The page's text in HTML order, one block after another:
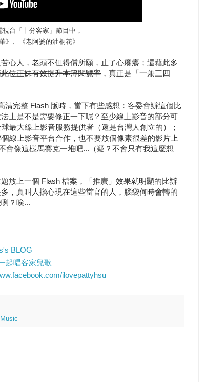
台「十分客家」節目中，
》、《老阿婆的油桐花》
心人，老頭不但得償所願，止了心癢癢；還藉此多
位正妹有效提升本簿閱覽率 ，真正是「一兼三四
完整 Flash 版時，當下有些感想：客委會辦這個比
上是不是需要修正一下呢？至少線上影音的部分可
最大線上影音服務提供者（還是台灣人創立的）；
線上影音平台合作，也不要放個像素很差的影片上
會像這樣馬賽克一堆吧...（疑？不會只有我這麼想
放上一個 Flash 檔案，「推廣」效果就明顯的比辦
，真叫人擔心現在這些當官的人，腦袋何時會轉的
？唉...
BLOG
起唱客家兒歌
ilovepattyhsu
Music